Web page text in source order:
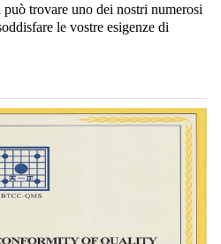
trovare uno dei nostri numerosi
le vostre esigenze di